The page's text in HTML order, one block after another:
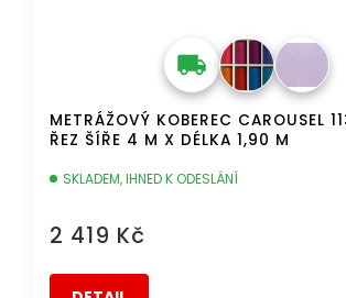
METRÁŽOVÝ KOBEREC CAROUSEL
ŘEZ ŠÍŘE 4 M X DÉLKA 1,90 M
SKLADEM, IHNED K ODESLÁNÍ
2 419 Kč